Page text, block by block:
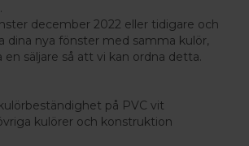
december 2022 eller tidigare och
dina nya fönster med samma kulör,
säljare så att vi kan ordna detta.
på PVC vit
kulörer och konstruktion